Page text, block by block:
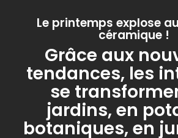
Le printemps explose
céramique !
Grâce aux
tendances, les
se
jardins, en
botaniques, en